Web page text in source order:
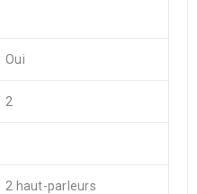
Oui
2
2 haut-parleurs